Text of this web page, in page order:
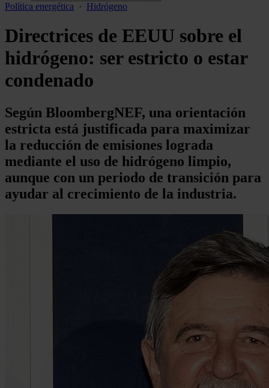
Política energética
· Hidrógeno
Directrices de EEUU sobre el
hidrógeno: ser estricto o estar
condenado
Según BloombergNEF, una orientación
estricta está justificada para maximizar
la reducción de emisiones lograda
mediante el uso de hidrógeno limpio,
aunque con un periodo de transición para
ayudar al crecimiento de la industria.